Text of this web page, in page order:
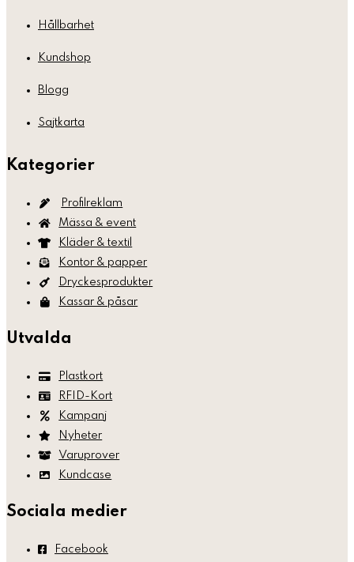
Hållbarhet
Kundshop
Blogg
Sajtkarta
Kategorier
Profilreklam
Mässa & event
Kläder & textil
Kontor & papper
Dryckesprodukter
Kassar & påsar
Utvalda
Plastkort
RFID-Kort
Kampanj
Nyheter
Varuprover
Kundcase
Sociala medier
Facebook